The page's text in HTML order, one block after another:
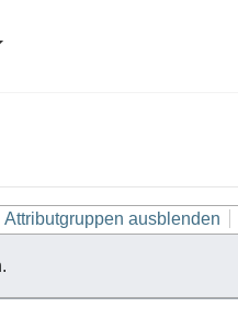
Attributgruppen ausblenden